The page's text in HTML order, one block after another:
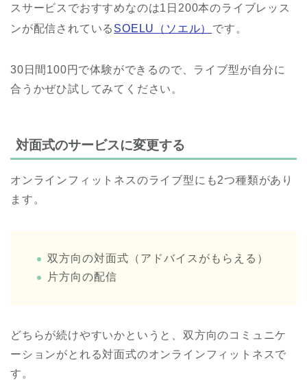
スサービスでおすすめなのは1日200本のライブレッス
ンが配信されている SOELU（ソエル） です。
30日間100円で体験ができるので、ライブ型が自分に
合うかぜひ試してみてください。
対面式のサービスに変更する
オンラインフィットネスのライブ型にも2つ種類があり
ます。
双方向の対面式（アドバイスがもらえる）
片方向の配信
どちらが続けやすいかというと、双方向のコミュニケ
ーションがとれる対面式のオンラインフィットネスで
す。